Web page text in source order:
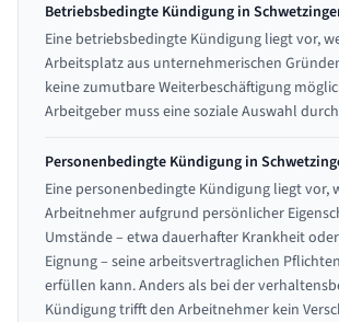
Betriebsbedingte Kündigung in
Eine betriebsbedingte Kündigung liegt vor,
Arbeitsplatz aus unternehmerischen
keine zumutbare Weiterbeschäftigung
Arbeitgeber muss eine soziale Auswahl
Personenbedingte Kündigung in
Eine personenbedingte Kündigung liegt vor,
Arbeitnehmer aufgrund persönlicher
Umstände – etwa dauerhafter Krankheit
Eignung – seine arbeitsvertraglichen
erfüllen kann. Anders als bei der
Kündigung trifft den Arbeitnehmer kein